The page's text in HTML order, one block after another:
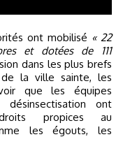
ont mobilisé « 22
et dotées de 111
dans les plus brefs
la ville sainte, les
que les équipes
ont
propices au
les égouts, les